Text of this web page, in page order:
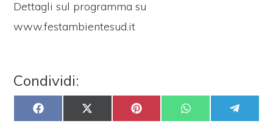
Dettagli sul programma su
www.festambientesud.it
Condividi:
SHARE
ON
SHARE
ON
SHARE
ON
SHARE
ON
SHARE
ON